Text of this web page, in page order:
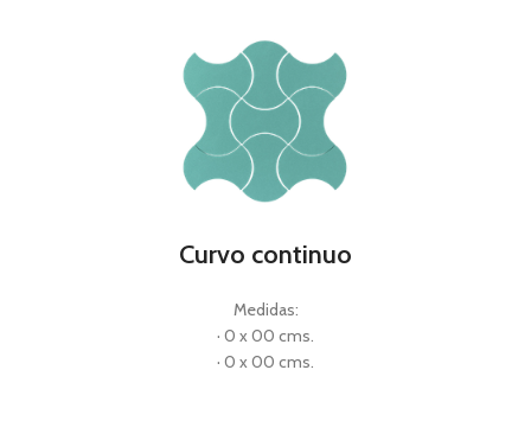
Curvo continuo
Medidas:
· 0 x 00 cms.
· 0 x 00 cms.